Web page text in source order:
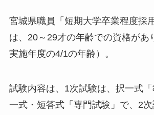
宮城県職員「短期大学卒業程度採
は、20～29才の年齢での資格が
実施年度の4/1の年齢）。
試験内容は、1次試験は、択一式
一式・短答式「専門試験」で、2